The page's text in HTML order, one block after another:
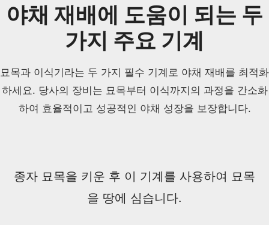
야채 재배에 도움이 되는 두
가지 주요 기계
묘목과 이식기라는 두 가지 필수 기계로 야채 재배를 최적화
하세요. 당사의 장비는 묘목부터 이식까지의 과정을 간소화
하여 효율적이고 성공적인 야채 성장을 보장합니다.
종자 묘목을 키운 후 이 기계를 사용하여 묘목
을 땅에 심습니다.